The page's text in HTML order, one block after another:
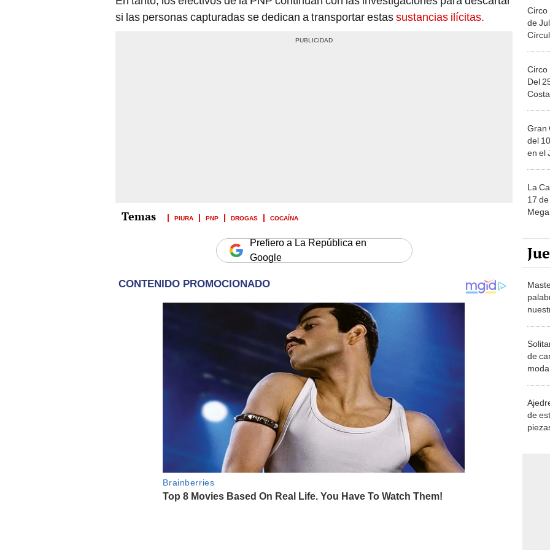
si las personas capturadas se dedican a transportar estassustancias ilícitas.
PIURA PNP DROGAS COCAÍNA
Prefiero a La República en
Google
Circo
de
Circo
Del
Gran
del
en el
La
17
de
de